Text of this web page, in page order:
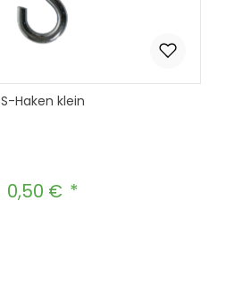
S-Haken klein
Regulärer Preis:
0,50 €